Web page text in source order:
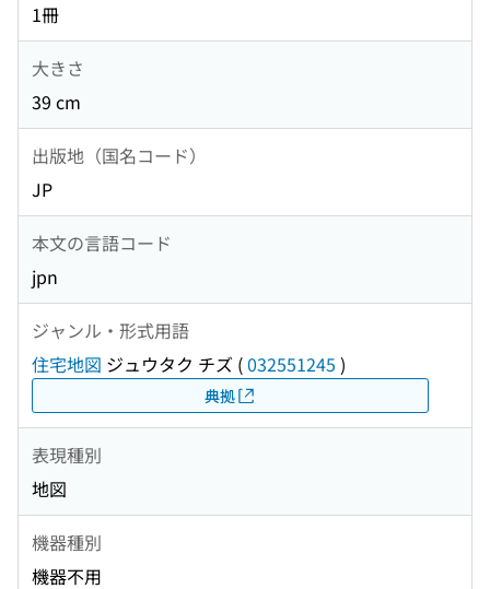
1冊
大きさ
39 cm
出版地（国名コード）
JP
本文の言語コード
jpn
ジャンル・形式用語
住宅地図 ジュウタク チズ (032551245 )
典拠
表現種別
地図
機器種別
機器不用